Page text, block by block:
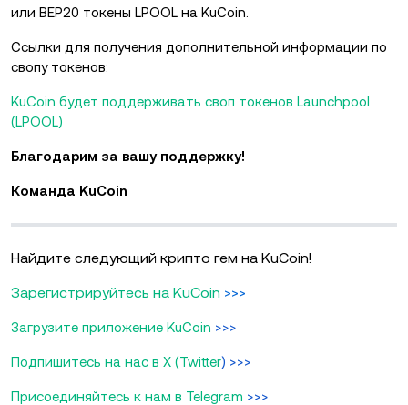
или BEP20 токены LPOOL на KuCoin.
Ссылки для получения дополнительной информации по
свопу токенов:
KuCoin будет поддерживать своп токенов Launchpool
(LPOOL)
Благодарим за вашу поддержку!
Команда KuCoin
Найдите следующий крипто гем на KuCoin!
Зарегистрируйтесь на KuCoin >>>
Загрузите приложение KuCoin >>>
Подпишитесь на нас в X (Twitter) >>>
Присоединяйтесь к нам в Telegram >>>